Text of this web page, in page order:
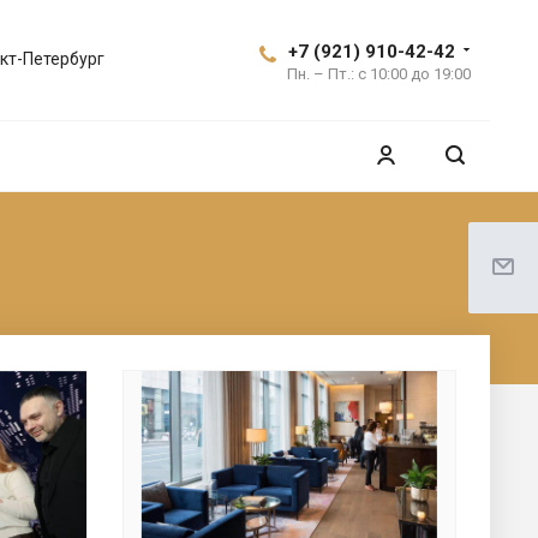
+7 (921) 910-42-42
Пн. – Пт.: с 10:00 до 19:00
Петербург